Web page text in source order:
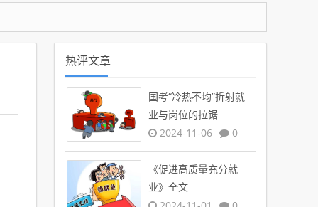
热评文章
国考“冷热不均”折射就
业与岗位的拉锯
2024-11-06
0
《促进高质量充分就
业》全文